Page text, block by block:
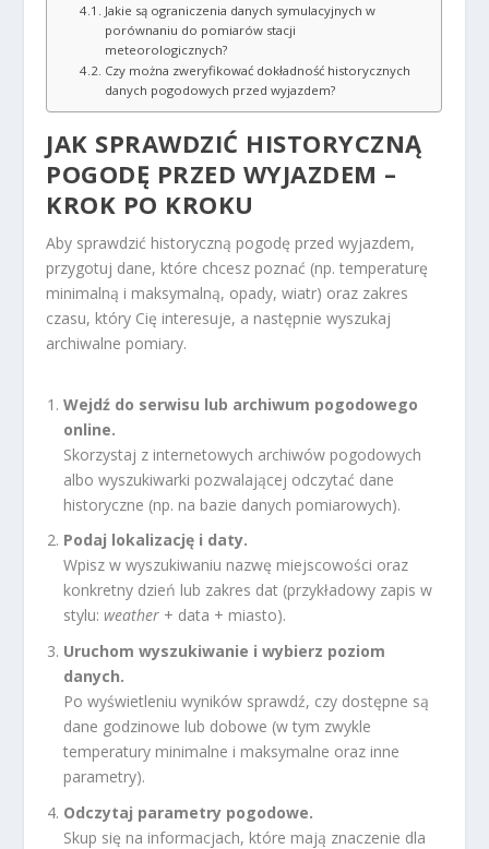
Jakie są ograniczenia danych symulacyjnych w
porównaniu do pomiarów stacji
meteorologicznych?
Czy można zweryfikować dokładność historycznych
danych pogodowych przed wyjazdem?
JAK SPRAWDZIĆ HISTORYCZNĄ
POGODĘ PRZED WYJAZDEM –
KROK PO KROKU
Aby sprawdzić historyczną pogodę przed wyjazdem,
przygotuj dane, które chcesz poznać (np. temperaturę
minimalną i maksymalną, opady, wiatr) oraz zakres
czasu, który Cię interesuje, a następnie wyszukaj
archiwalne pomiary.
Wejdź do serwisu lub archiwum pogodowego
online.
Skorzystaj z internetowych archiwów pogodowych
albo wyszukiwarki pozwalającej odczytać dane
historyczne (np. na bazie danych pomiarowych).
Podaj lokalizację i daty.
Wpisz w wyszukiwaniu nazwę miejscowości oraz
konkretny dzień lub zakres dat (przykładowy zapis w
stylu:weather + data + miasto).
Uruchom wyszukiwanie i wybierz poziom
danych.
Po wyświetleniu wyników sprawdź, czy dostępne są
dane godzinowe lub dobowe (w tym zwykle
temperatury minimalne i maksymalne oraz inne
parametry).
Odczytaj parametry pogodowe.
Skup się na informacjach, które mają znaczenie dla